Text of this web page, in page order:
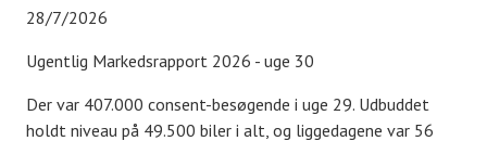
28/7/2026
Ugentlig Markedsrapport 2026 - uge 30
Der var 407.000 consent-besøgende i uge 29. Udbuddet
holdt niveau på 49.500 biler i alt, og liggedagene var 56